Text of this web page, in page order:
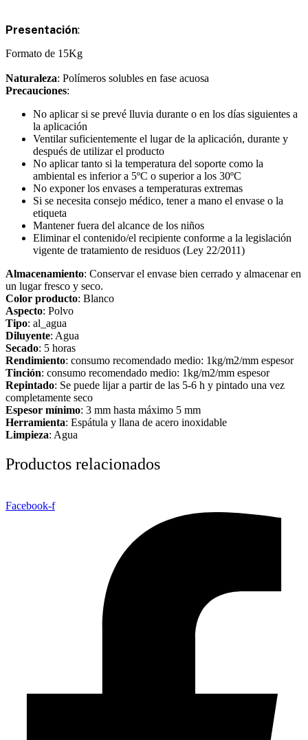
Presentación:
Formato de 15Kg
Naturaleza: Polímeros solubles en fase acuosa
Precauciones:
No aplicar si se prevé lluvia durante o en los días siguientes a
la aplicación
Ventilar suficientemente el lugar de la aplicación, durante y
después de utilizar el producto
No aplicar tanto si la temperatura del soporte como la
ambiental es inferior a 5ºC o superior a los 30ºC
No exponer los envases a temperaturas extremas
Si se necesita consejo médico, tener a mano el envase o la
etiqueta
Mantener fuera del alcance de los niños
Eliminar el contenido/el recipiente conforme a la legislación
vigente de tratamiento de residuos (Ley 22/2011)
Almacenamiento: Conservar el envase bien cerrado y almacenar en
un lugar fresco y seco.
Color producto: Blanco
Aspecto: Polvo
Tipo: al_agua
Diluyente: Agua
Secado: 5 horas
Rendimiento: consumo recomendado medio: 1kg/m2/mm espesor
Tinción: consumo recomendado medio: 1kg/m2/mm espesor
Repintado: Se puede lijar a partir de las 5-6 h y pintado una vez
completamente seco
Espesor mínimo: 3 mm hasta máximo 5 mm
Herramienta: Espátula y llana de acero inoxidable
Limpieza: Agua
Productos relacionados
Facebook-f